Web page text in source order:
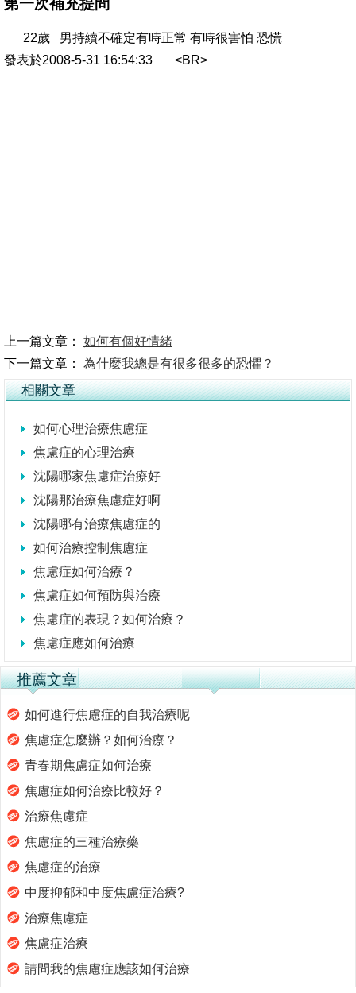
第一次補充提問
22歲 男持續不確定有時正常 有時很害怕 恐慌
發表於2008-5-31 16:54:33 <BR>
上一篇文章： 如何有個好情緒
下一篇文章： 為什麼我總是有很多很多的恐懼？
相關文章
如何心理治療焦慮症
焦慮症的心理治療
沈陽哪家焦慮症治療好
沈陽那治療焦慮症好啊
沈陽哪有治療焦慮症的
如何治療控制焦慮症
焦慮症如何治療？
焦慮症如何預防與治療
焦慮症的表現？如何治療？
焦慮症應如何治療
推薦文章
如何進行焦慮症的自我治療呢
焦慮症怎麼辦？如何治療？
青春期焦慮症如何治療
焦慮症如何治療比較好？
治療焦慮症
焦慮症的三種治療藥
焦慮症的治療
中度抑郁和中度焦慮症治療?
治療焦慮症
焦慮症治療
請問我的焦慮症應該如何治療